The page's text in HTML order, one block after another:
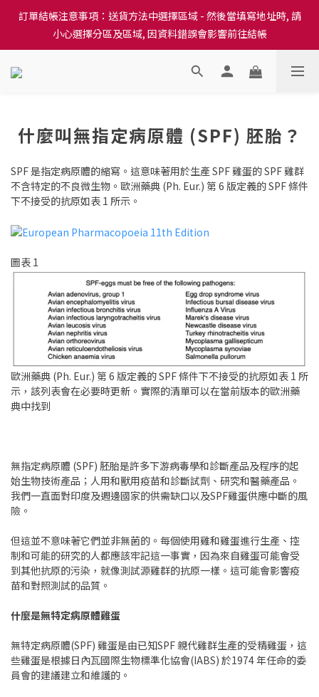
訂單結帳注意事項：送貨方法中選擇區域 - 然後當填寫地址時, 請
小心選擇分區及區域, 因資料錯誤會影響前往結帳
訂單結帳注意事項：送貨方法中選擇區域 - 然後當填寫地址時, 請
小心選擇分區及區域, 因資料錯誤會影響前往結帳
隆重推出本地培育田香雞、金棠雞、粵皇鷄及平原雞等，想食靚雞
小心選擇分區及區域, 因資料錯誤會影響前往結帳
什麼叫無指定病原體 (SPF) 胚胎？
SPF 是指定病原體的縮寫。這意味著用於生產 SPF 雞蛋的 SPF 雞群
不含特定的不良微生物。歐洲藥典 (Ph. Eur.) 第 6 版定義的 SPF 條件
下不接受的抗原如表 1 所示。
圖表 1
歐洲藥典 (Ph. Eur.) 第 6 版定義的 SPF 條件下不接受的抗原如表 1 所
示，該列表會在必要時更新。實際的清單可以在當前版本的歐洲藥
典中找到
無指定病原體 (SPF) 胚胎是許多下游病毒學和診斷產品及程序的起
始生物技術產品；人用和獸用疫苗和診斷試劑、研究和醫藥產品。
我們一直面對印度及週邊國家的供需缺口以及SPF雞蛋供應中斷的風
險。
但這並不意味著它們並非無菌的。每個使用雞和雞蛋進行生產、控
制和可能的研究的人都應該牢記這一事實，因為來自雞蛋可能會受
到其他抗原的污染，就像測試源雞群的抗原一樣。這可能會影響疫
苗和對照測試的品質。
什麼是無特定病原體雞蛋
無特定病原體(SPF) 雞蛋是由已知SPF 親代雞群生產的受精雞蛋，這
些雞蛋是根據日內瓦國際生物標準化協會(IABS) 於1974 年任命的委
員會的建議建立和維護的。